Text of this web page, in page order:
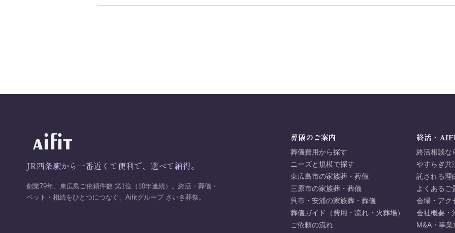
JR西条駅から一番近くて便利で、選べて納得。
創業79年、東広島ご依頼件数 第1位（10年連続）。終活・葬儀・
ペット・相続をひとつにつなぐ、Aifitグループ さいき葬祭。
葬儀のご案内
葬儀費用から探す
ニーズと規模で探す
東広島市の家族葬・葬儀
三原市の家族葬・葬儀
呉市・安浦の家族葬・葬儀
葬儀ガイド（費用・流れ・火葬場）
ご依頼の流れ
終活・
終活相談な
やすらぎ共
託される理
よくあるご
会場・アク
会社概要・
M&A・事業